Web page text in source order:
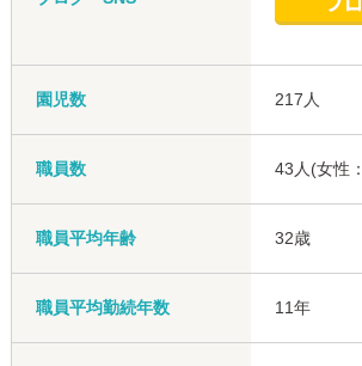
園児数 217人
職員数 43人(女性
職員平均年齢 32歳
職員平均勤続年数 11年